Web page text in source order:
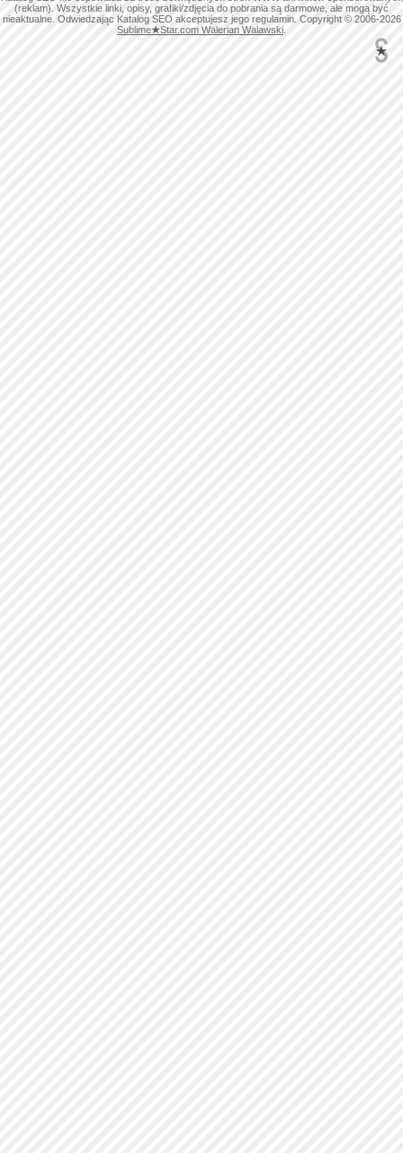
(reklam). Wszystkie linki, opisy, grafiki/zdjęcia do pobrania są darmowe, ale mogą być
nieaktualne. Odwiedzając Katalog SEO akceptujesz jego regulamin. Copyright © 2006-2026
Sublime★Star.com Walerian Walawski